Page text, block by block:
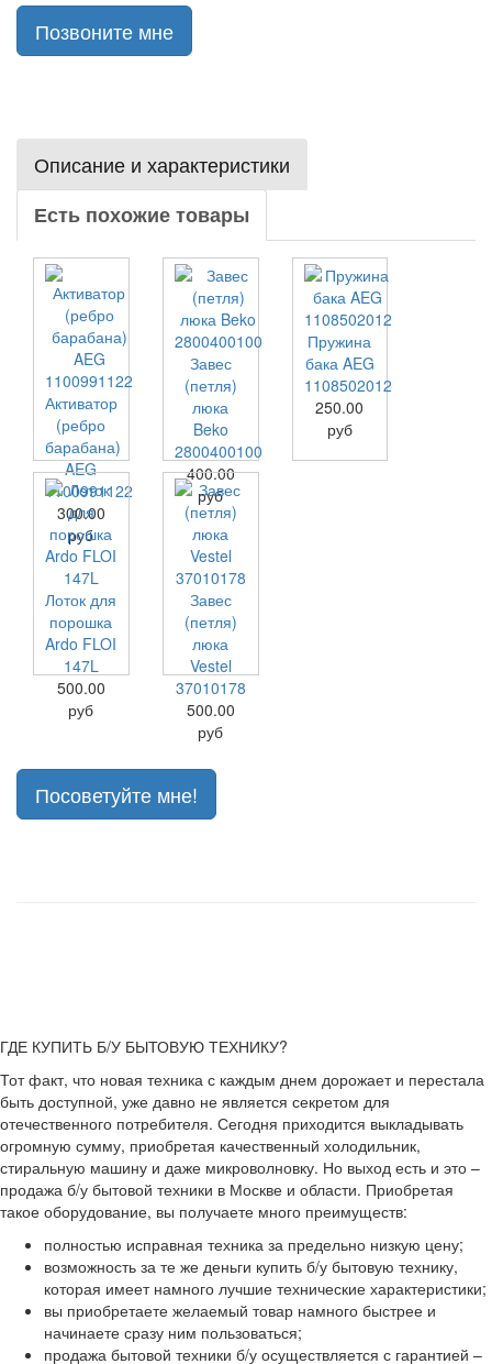
Позвоните мне
Описание и характеристики
Есть похожие товары
Активатор
(ребро
барабана)
AEG
1100991122
300.00
руб
Завес
(петля)
люка
Beko
2800400100
400.00
руб
Пружина
бака AEG
1108502012
250.00
руб
Лоток для
порошка
Ardo FLOI
147L
500.00
руб
Завес
(петля)
люка
Vestel
37010178
500.00
руб
Посоветуйте мне!
ГДЕ КУПИТЬ Б/У БЫТОВУЮ ТЕХНИКУ?
Тот факт, что новая техника с каждым днем дорожает и перестала
быть доступной, уже давно не является секретом для
отечественного потребителя. Сегодня приходится выкладывать
огромную сумму, приобретая качественный холодильник,
стиральную машину и даже микроволновку. Но выход есть и это –
продажа б/у бытовой техники в Москве и области. Приобретая
такое оборудование, вы получаете много преимуществ:
полностью исправная техника за предельно низкую цену;
возможность за те же деньги купить б/у бытовую технику,
которая имеет намного лучшие технические характеристики;
вы приобретаете желаемый товар намного быстрее и
начинаете сразу ним пользоваться;
продажа бытовой техники б/у осуществляется с гарантией –